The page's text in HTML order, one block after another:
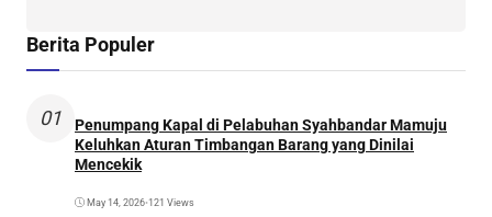
Berita Populer
01
Penumpang Kapal di Pelabuhan Syahbandar Mamuju
Keluhkan Aturan Timbangan Barang yang Dinilai
Mencekik
May 14, 2026•121 Views